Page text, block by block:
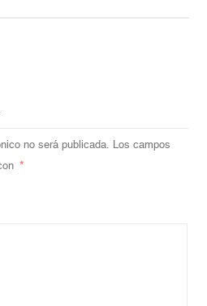
no será publicada. Los campos
*